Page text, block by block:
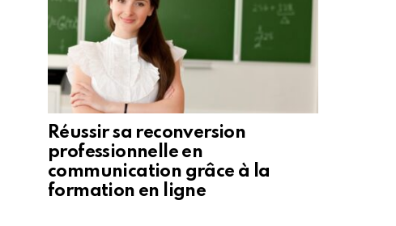
Réussir sa reconversion
professionnelle en
communication grâce à la
formation en ligne